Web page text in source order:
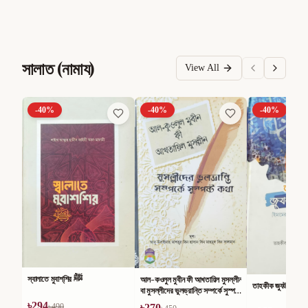
সালাত (নামায) View All
-40%
স্বালাতে মুবাশ্‌শির ﷺ
-40%
আল-কওলুল মুবীন ফী আখতায়িল মুসল্লীন
বা মুসল্লীদের ভুলভ্রান্তি সম্পর্কে সুস্পষ্ট
কথা
-40%
তাহকীক জুযউল